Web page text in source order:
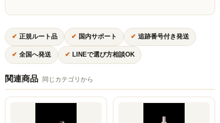
Azure
ZOMO
Tangiers
マウスピース
トング
✔ 正規ルート品 ✔ 国内サポート ✔ 追跡番号付き発送
✔ 全国へ発送 ✔ LINEで選び方相談OK
関連商品 同じカテゴリから